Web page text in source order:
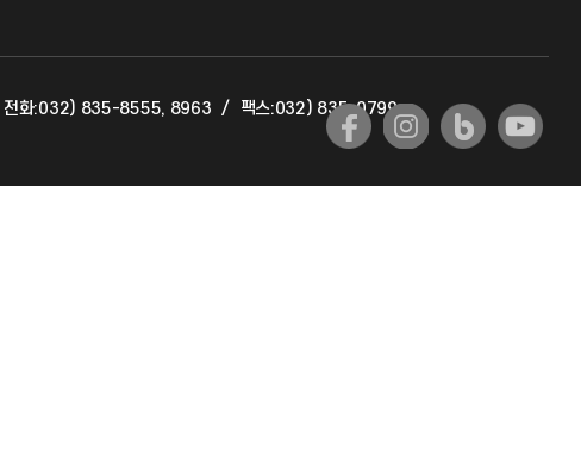
국제교류과
전화:032) 835-8555, 8963 / 팩스:032) 835-0799